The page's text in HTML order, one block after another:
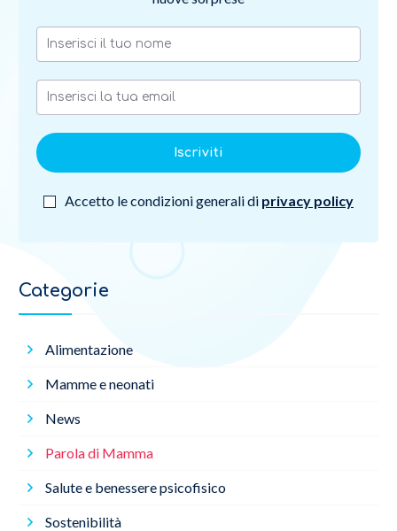
Categorie
Alimentazione
Mamme e neonati
News
Parola di Mamma
Salute e benessere psicofisico
Sostenibilità
Iscriviti
Accetto le condizioni generali di privacy policy